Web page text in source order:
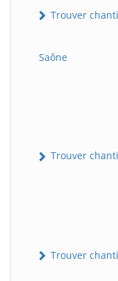
Trouver
Saône
Trouver
Trouver